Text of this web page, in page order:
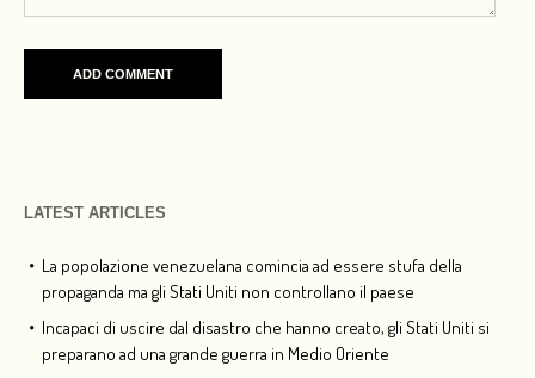
LATEST ARTICLES
La popolazione venezuelana comincia ad essere stufa della
propaganda ma gli Stati Uniti non controllano il paese
Incapaci di uscire dal disastro che hanno creato, gli Stati Uniti si
preparano ad una grande guerra in Medio Oriente